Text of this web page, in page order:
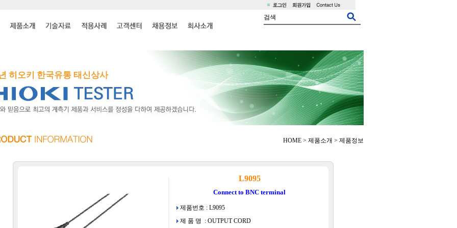
검색
히오키 한국유통 태신상사
HOME > 제품소개 > 제품정보
L9095
Connect to BNC terminal
제품번호 : L9095
제 품 명 : OUTPUT CORD